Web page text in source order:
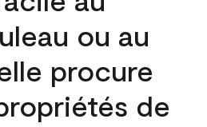
ou au
procure
de